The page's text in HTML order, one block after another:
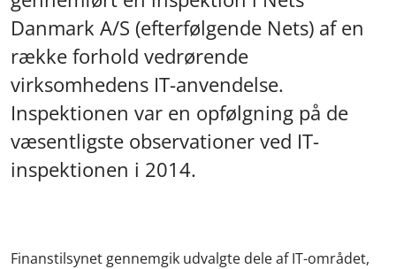
Danmark A/S (efterfølgende Nets) af en
række forhold vedrørende
virksomhedens IT-anvendelse.
Inspektionen var en opfølgning på de
væsentligste observationer ved IT-
inspektionen i 2014.
Finanstilsynet gennemgik udvalgte dele af IT-området,